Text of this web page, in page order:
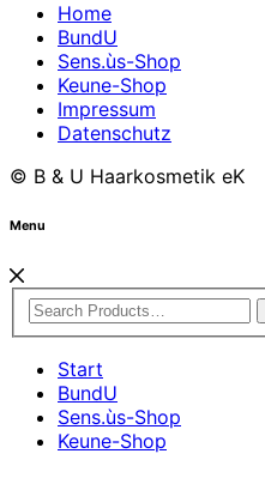
Home
BundU
Sens.ùs-Shop
Keune-Shop
Impressum
Datenschutz
© B & U Haarkosmetik eK
Menu
Start
BundU
Sens.ùs-Shop
Keune-Shop